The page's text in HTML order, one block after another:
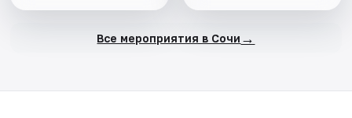
Все мероприятия в Сочи →